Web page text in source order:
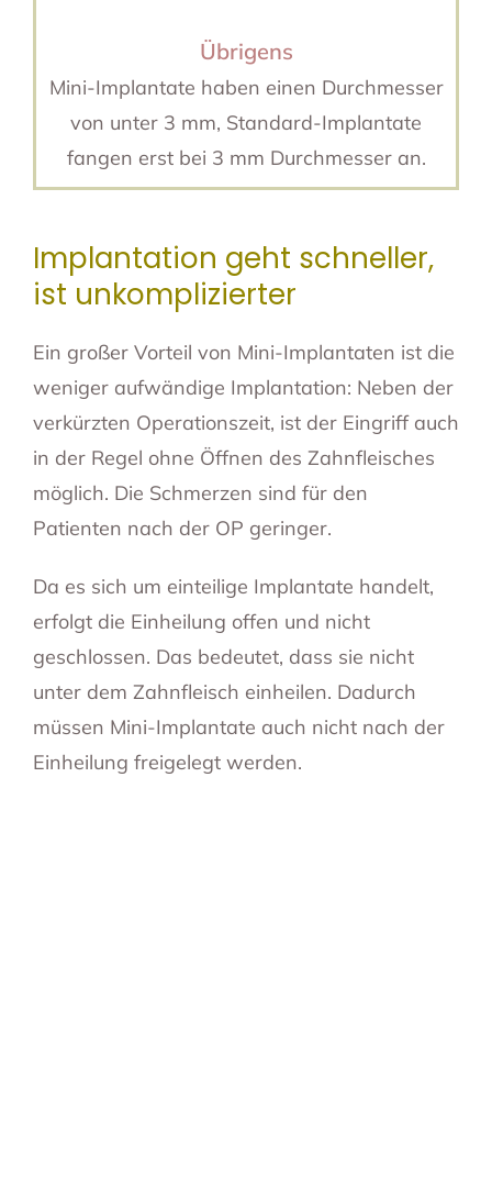
Übrigens
Mini-Implantate haben einen Durchmesser
von unter 3 mm, Standard-Implantate
fangen erst bei 3 mm Durchmesser an.
Implantation geht schneller,
ist unkomplizierter
Ein großer Vorteil von Mini-Implantaten ist die
weniger aufwändige Implantation: Neben der
verkürzten Operationszeit, ist der Eingriff auch
in der Regel ohne Öffnen des Zahnfleisches
möglich. Die Schmerzen sind für den
Patienten nach der OP geringer.
Da es sich um einteilige Implantate handelt,
erfolgt die Einheilung offen und nicht
geschlossen. Das bedeutet, dass sie nicht
unter dem Zahnfleisch einheilen. Dadurch
müssen Mini-Implantate auch nicht nach der
Einheilung freigelegt werden.